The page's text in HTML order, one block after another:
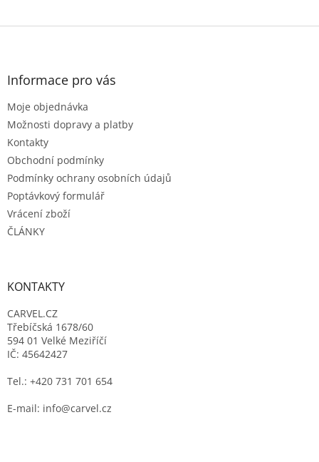
Z
Informace pro vás
Moje objednávka
Možnosti dopravy a platby
Kontakty
Obchodní podmínky
Podmínky ochrany osobních údajů
Poptávkový formulář
Vrácení zboží
ČLÁNKY
KONTAKTY
CARVEL.CZ
Třebíčská 1678/60
594 01 Velké Meziříčí
IČ: 45642427
Tel.: +420 731 701 654
E-mail: info@carvel.cz